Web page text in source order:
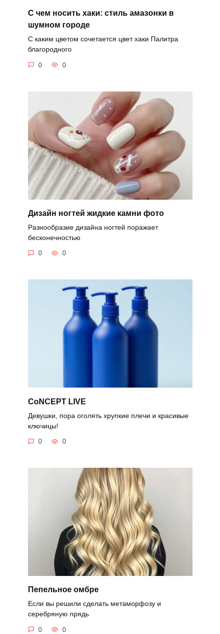
С чем носить хаки: стиль амазонки в
шумном городе
С каким цветом сочетается цвет хаки Палитра
благородного
0 0
Дизайн ногтей жидкие камни фото
Разнообразие дизайна ногтей поражает
бесконечностью
0 0
CoNCEPT LIVE
Девушки, пора оголять хрупкие плечи и красивые
ключицы!
0 0
Пепельное омбре
Если вы решили сделать метаморфозу и
серебряную прядь
0 0